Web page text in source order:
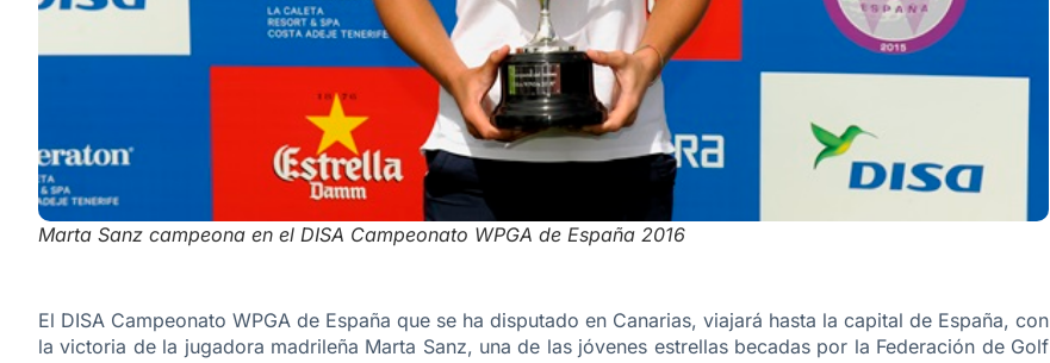
Marta Sanz campeona en el DISA Campeonato WPGA de España 2016
El DISA Campeonato WPGA de España que se ha disputado en Canarias, viajará hasta la capital de España, con
la victoria de la jugadora madrileña Marta Sanz, una de las jóvenes estrellas becadas por la Federación de Golf